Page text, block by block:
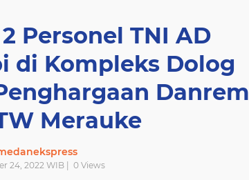
Personel TNI AD
di Kompleks Dolog
Danrem
Merauke
24, 2022 WIB | 0 Views